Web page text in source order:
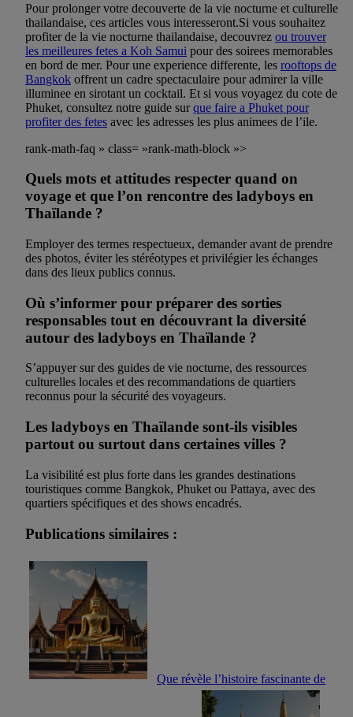
Pour prolonger votre decouverte de la vie nocturne et culturelle
thailandaise, ces articles vous interesseront.Si vous souhaitez
profiter de la vie nocturne thailandaise, decouvrez ou trouver
les meilleures fetes a Koh Samui pour des soirees memorables
en bord de mer. Pour une experience differente, les rooftops de
Bangkok offrent un cadre spectaculaire pour admirer la ville
illuminee en sirotant un cocktail. Et si vous voyagez du cote de
Phuket, consultez notre guide surque faire a Phuket pour
profiter des fetes avec les adresses les plus animees de l’ile.
rank-math-faq » class= »rank-math-block »>
Quels mots et attitudes respecter quand on
voyage et que l’on rencontre des ladyboys en
Thaïlande ?
Employer des termes respectueux, demander avant de prendre
des photos, éviter les stéréotypes et privilégier les échanges
dans des lieux publics connus.
Où s’informer pour préparer des sorties
responsables tout en découvrant la diversité
autour des ladyboys en Thaïlande ?
S’appuyer sur des guides de vie nocturne, des ressources
culturelles locales et des recommandations de quartiers
reconnus pour la sécurité des voyageurs.
Les ladyboys en Thaïlande sont-ils visibles
partout ou surtout dans certaines villes ?
La visibilité est plus forte dans les grandes destinations
touristiques comme Bangkok, Phuket ou Pattaya, avec des
quartiers spécifiques et des shows encadrés.
Publications similaires :
Que révèle l’histoire fascinante de